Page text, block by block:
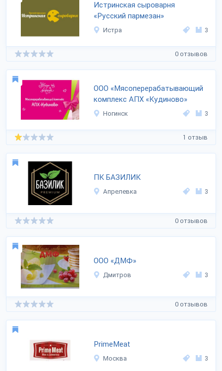
Истринская сыроварня
«Русский пармезан»
Истра 3
0 отзывов
ООО «Мясоперерабатывающий
комплекс АПХ «Кудиново»
Ногинск 3
1 отзыв
ПК БАЗИЛИК
Апрелевка 3
0 отзывов
ООО «ДМФ»
Дмитров 3
0 отзывов
PrimeMeat
Москва 3